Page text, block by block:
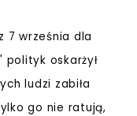
7 września dla
polityk oskarżył
ludzi zabiła
go nie ratują,